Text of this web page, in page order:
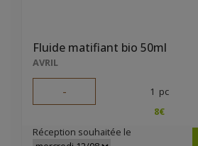
Fluide matifiant bio 50ml
AVRIL
- 1 pc
8€
Réception souhaitée le